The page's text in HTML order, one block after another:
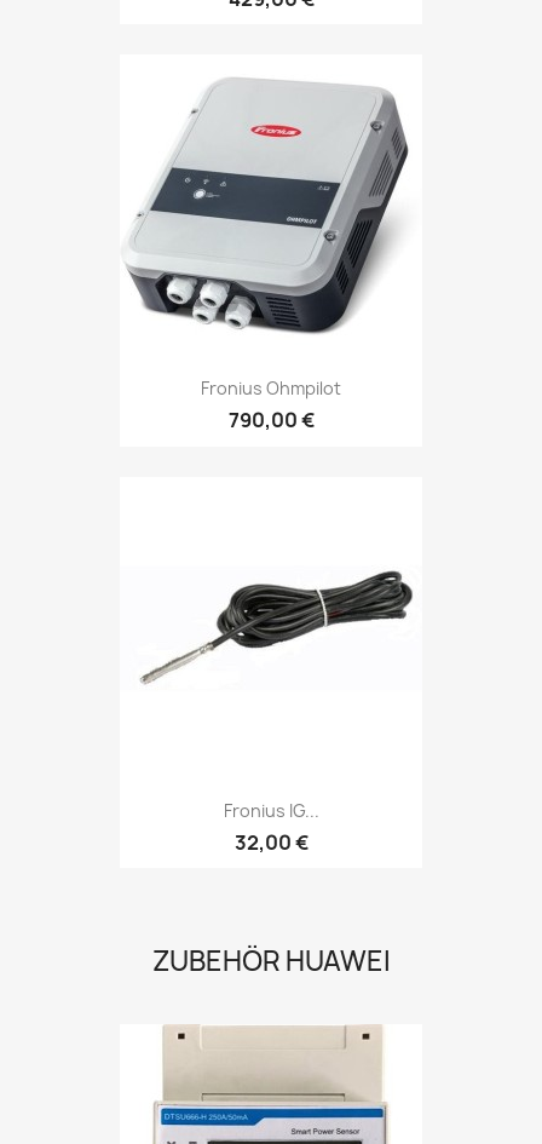
Fronius Ohmpilot
790,00 €
Fronius IG...
32,00 €
ZUBEHÖR HUAWEI